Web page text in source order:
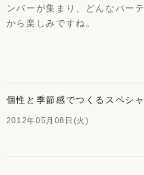
ンバーが集まり、どんなパー
から楽しみですね。
個性と季節感でつくるスペシ
2012年05月08日(火)